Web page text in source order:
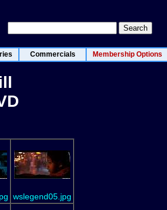
Commercials Membership Options
wslegend05.jpg